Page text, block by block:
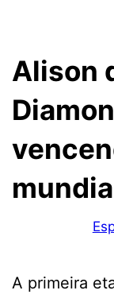
Alison
A primeira